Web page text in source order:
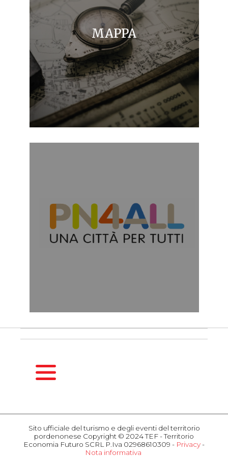
MAPPA
STAGIONALE
Primavera
Sito ufficiale del turismo e degli eventi del territorio
pordenonese Copyright © 2024 TEF - Territorio
Economia Futuro SCRL P.Iva 02968610309 - Privacy -
Nota informativa